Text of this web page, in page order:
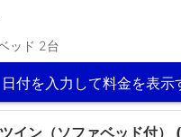
ッド 2台
日付を入力して料金を表示
イン（ソファベッド付